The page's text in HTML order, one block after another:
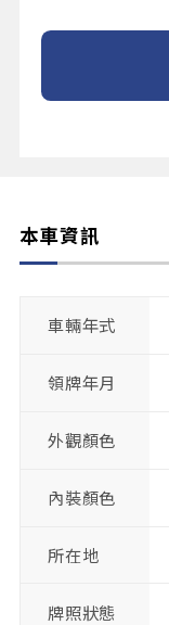
本車資訊
車輛年式
領牌年月
外觀顏色
內裝顏色
所在地
牌照狀態